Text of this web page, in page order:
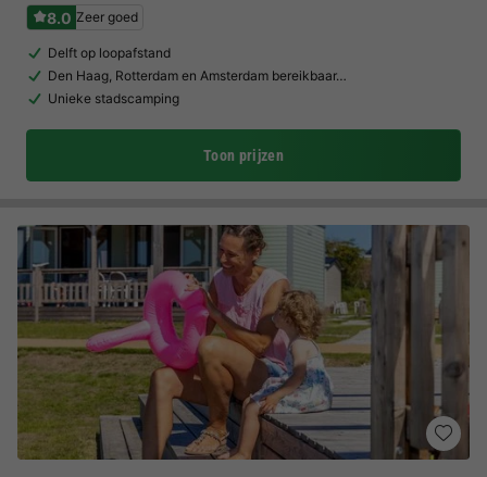
8.0 Zeer goed
Delft op loopafstand
Den Haag, Rotterdam en Amsterdam bereikbaar…
Unieke stadscamping
Toon prijzen